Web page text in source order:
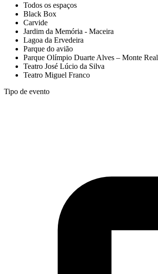
Todos os espaços
Black Box
Carvide
Jardim da Memória - Maceira
Lagoa da Ervedeira
Parque do avião
Parque Olímpio Duarte Alves – Monte Real
Teatro José Lúcio da Silva
Teatro Miguel Franco
Tipo de evento